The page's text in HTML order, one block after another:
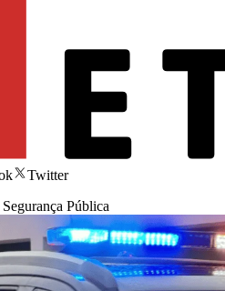
Twitter
Pública